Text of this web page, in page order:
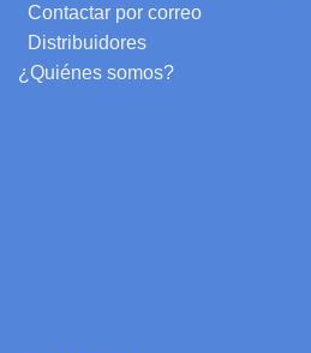
Contactar por correo
Distribuidores
¿Quiénes somos?